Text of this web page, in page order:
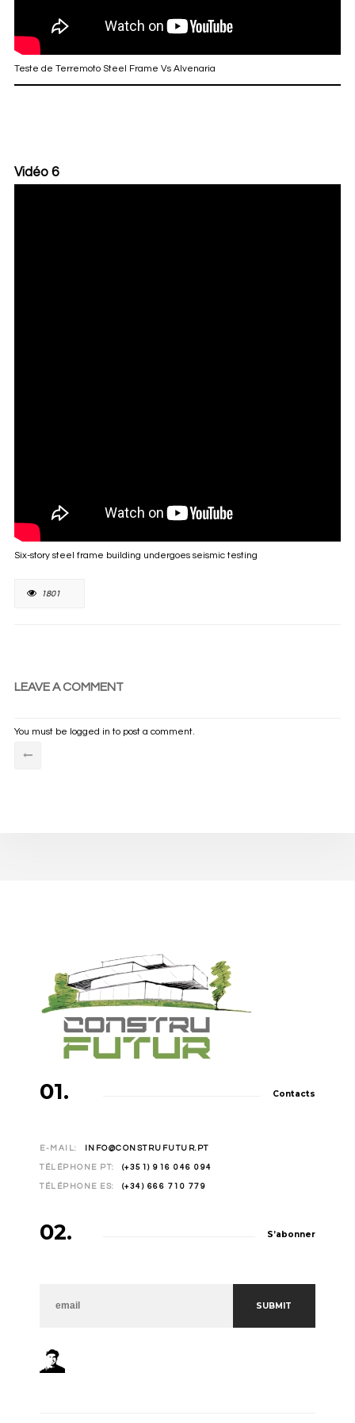
Teste de Terremoto Steel Frame Vs Alvenaria
Vidéo 6
Six-story steel frame building undergoes seismic testing
1801
LEAVE A COMMENT
You must be logged in to post a comment.
01. Contacts
E-MAIL: INFO@CONSTRUFUTUR.PT
TÉLÉPHONE PT: (+351) 916 046 094
TÉLÉPHONE ES: (+34) 666 710 779
02. S’abonner
NEWSLETTER SUBMIT